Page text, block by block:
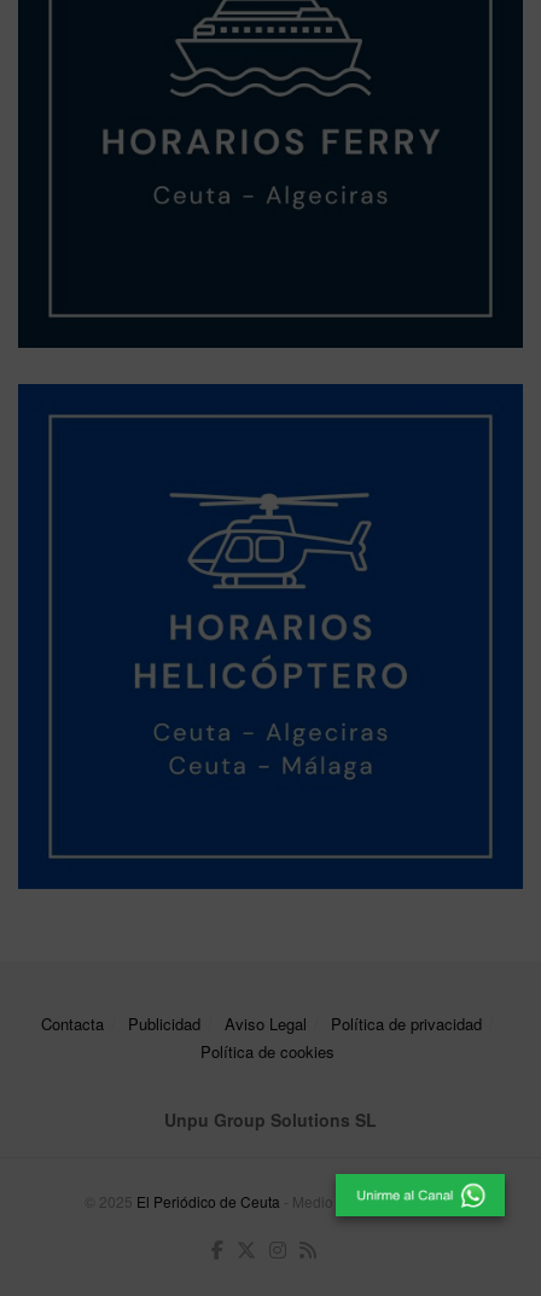
Contacta Publicidad Aviso Legal
Política de privacidad
Política de cookies
Unpu Group Solutions SL
© 2025 El Periódico de Ceuta - Medio de Comunicación